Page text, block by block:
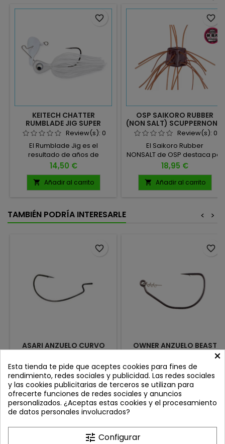
KEITECH CHATTER
RUMBLADE JIG SUPER
WHITE 010Review(s): 0
El Rumblade Jig es el
resultado de años de
investigación y desarrollo,
comenzando con una
propuesta de Keitech U.S.A..
"Muchos pescadores utilizan
para chatterbaits''. Este
bladed jig es una auténtica
combinación perfecta de
Precio
14,50 €
 Añadir al carrito
favorite_border
OSP SAIKORO RUBBER
(NON SALT) SCUPPERNONG
SR09Review(s): 0
El Saikoro Rubber
NONSALT de OSP destaca por
su diseño cuadrado,
perfecto para atraer tanto a
basses que se alimentan de
insectos y camarones como
UNIDADES POR PACK
Precio
18,95 €
 Añadir al carrito
favorite_border
TAMBIÉN PODRÍA INTERESARLE >
<
ASARI ANZUELO CURVO
CAROLINA WORM
Review(s):0
Anzuelo Curvo Asari Carolina
Worm (Pack 10
uds.)Los anzuelos curvos
Asari Carolina Worm están
diseñados especialmente
ofreciendo una clavada
segura y natural. Son ideales
Precio
3,60 €
 Añadir al carrito
favorite_border
OWNER ANZUELO BEAST
CURVO CON MUELLE
Review(s):
8/0 2 UNIDADES 6/0 3
UNIDADES 4/0 4 UNIDADES
Precio
8,70 €
favorite_border
×
Esta tienda te pide que aceptes cookies para fines de
rendimiento, redes sociales y publicidad. Las redes sociales
y las cookies publicitarias de terceros se utilizan para
ofrecerte funciones de redes sociales y anuncios
personalizados. ¿Aceptas estas cookies y el procesamiento
de datos personales involucrados?
tune Configurar